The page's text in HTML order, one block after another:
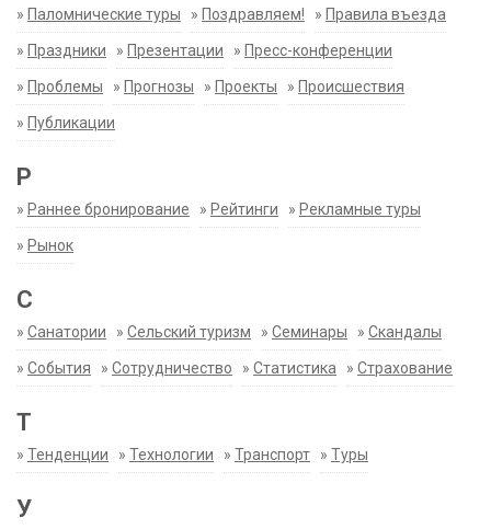
» Паломнические туры » Поздравляем! » Правила въезда
» Праздники » Презентации » Пресс-конференции
» Проблемы » Прогнозы » Проекты » Происшествия
» Публикации
Р
» Раннее бронирование » Рейтинги » Рекламные туры
» Рынок
С
» Санатории » Сельский туризм » Семинары » Скандалы
» События » Сотрудничество » Статистика » Страхование
Т
» Тенденции » Технологии » Транспорт » Туры
У